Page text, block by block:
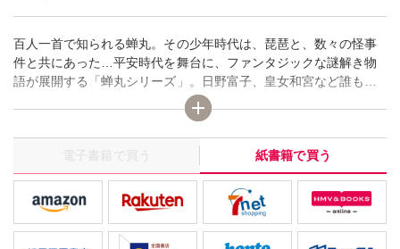
百人一首で知られる蝉丸。その少年時代は、琵琶と、数々の怪事
件と共にあった…平安時代を舞台に、ファンタジックな謎解き物
語が展開する「蝉丸シリーズ」。日野富子、皇女和宮など誰もが
知っている実在の女性を活き活きと描いた「狂華」「君ありてこ
そ」など、佐久間智代の歴史マンガの醍醐味がすべてつまった一
冊です。
電子書籍で買う
紙書籍で買う